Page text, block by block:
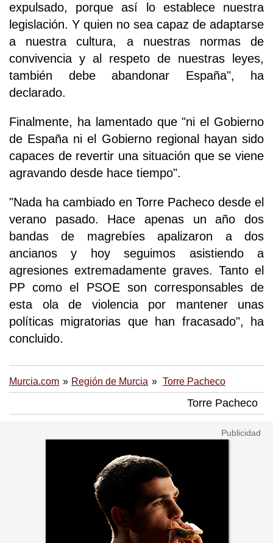
expulsado, porque así lo establece nuestra
legislación. Y quien no sea capaz de adaptarse
a nuestra cultura, a nuestras normas de
convivencia y al respeto de nuestras leyes,
también debe abandonar España", ha
declarado.
Finalmente, ha lamentado que "ni el Gobierno
de España ni el Gobierno regional hayan sido
capaces de revertir una situación que se viene
agravando desde hace tiempo".
"Nada ha cambiado en Torre Pacheco desde el
verano pasado. Hace apenas un año dos
bandas de magrebíes apalizaron a dos
ancianos y hoy seguimos asistiendo a
agresiones extremadamente graves. Tanto el
PP como el PSOE son corresponsables de
esta ola de violencia por mantener unas
políticas migratorias que han fracasado", ha
concluido.
Murcia.com Región de Murcia Torre Pacheco
Torre Pacheco